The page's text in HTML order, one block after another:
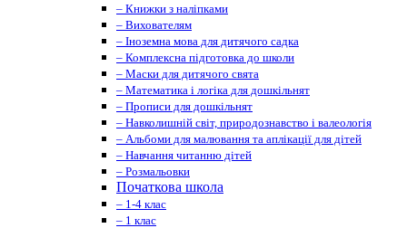
– Книжки з наліпками
– Вихователям
– Іноземна мова для дитячого садка
– Комплексна підготовка до школи
– Маски для дитячого свята
– Математика і логіка для дошкільнят
– Прописи для дошкільнят
– Навколишній світ, природознавство і валеологія
– Альбоми для малювання та аплікації для дітей
– Навчання читанню дітей
– Розмальовки
Початкова школа
– 1-4 клас
– 1 клас